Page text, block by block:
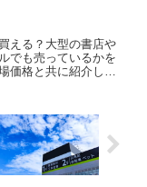
える？大型の書店や
でも売っているかを
価格と共に紹介しま